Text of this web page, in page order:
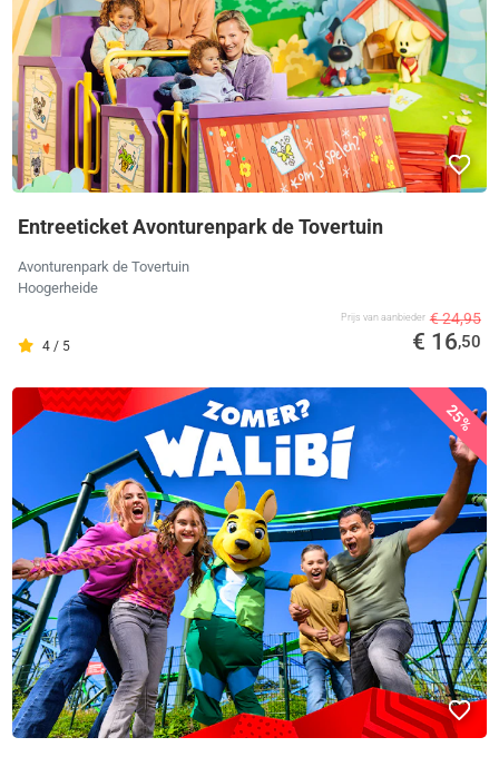
Entreeticket Avonturenpark de Tovertuin
Avonturenpark de Tovertuin
Hoogerheide
4 / 5
Prijs van aanbieder € 24,95
€ 16,50
25%